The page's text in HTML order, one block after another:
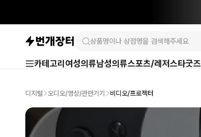
카테고리 여성의류남성의류스포츠/레저스타굿즈
디지털 오디오/영상/관련기기 비디오/프로젝터